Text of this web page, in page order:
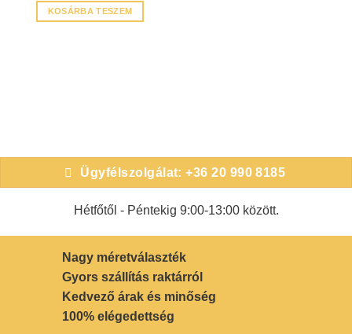
was:
7990 Ft.
is:
3490 Ft.
KOSÁRBA TESZEM
Ügyfélszolgálat: +36 20 990 8185
Hétfőtől - Péntekig 9:00-13:00 között.
Nagy méretválaszték
Gyors szállítás raktárról
Kedvező árak és minőség
100% elégedettség